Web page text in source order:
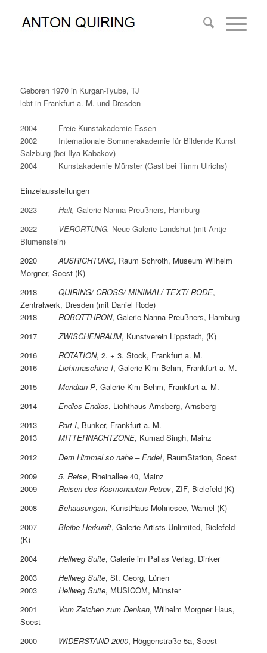
Geboren 1970 in Kurgan-Tyube, TJ
lebt in Frankfurt a. M. und Dresden
2004 Freie Kunstakademie Essen
2002 Internationale Sommerakademie für Bildende Kunst
Salzburg (bei Ilya Kabakov)
2004 Kunstakademie Münster (Gast bei Timm Ulrichs)
Einzelausstellungen
2023
Halt, Galerie Nanna Preußners, Hamburg
2022
VERORTUNG, Neue Galerie Landshut (mit Antje
Blumenstein)
2020AUSRICHTUNG, Raum Schroth, Museum Wilhelm
Morgner, Soest (K)
2018QUIRING/ CROSS/ MINIMAL/ TEXT/ RODE,
Zentralwerk, Dresden (mit Daniel Rode)
2018ROBOTTHRON, Galerie Nanna Preußners, Hamburg
2017ZWISCHENRAUM, Kunstverein Lippstadt, (K)
2016 ROTATION, 2. + 3. Stock, Frankfurt a. M.
2016 Lichtmaschine I, Galerie Kim Behm, Frankfurt a. M.
2015 Meridian P, Galerie Kim Behm, Frankfurt a. M.
2014 Endlos Endlos, Lichthaus Arnsberg, Arnsberg
2013 Part I, Bunker, Frankfurt a. M.
2013 MITTERNACHTZONE, Kumad Singh, Mainz
2012 Dem Himmel so nahe – Ende!, RaumStation, Soest
2009 5. Reise, Rheinallee 40, Mainz
2009 Reisen des Kosmonauten Petrov, ZIF, Bielefeld (K)
2008 Behausungen, KunstHaus Möhnesee, Wamel (K)
2007 Bleibe Herkunft, Galerie Artists Unlimited, Bielefeld
(K)
2004 Hellweg Suite, Galerie im Pallas Verlag, Dinker
2003 Hellweg Suite, St. Georg, Lünen
2003 Hellweg Suite, MUSICOM, Münster
2001 Vom Zeichen zum Denken, Wilhelm Morgner Haus,
Soest
2000 WIDERSTAND 2000, Höggenstraße 5a, Soest